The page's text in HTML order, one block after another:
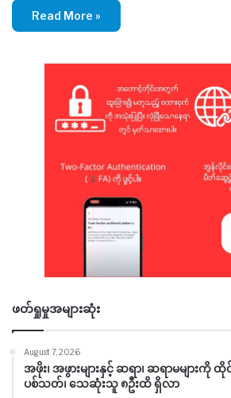
Read More »
ဖတ်ရှုမှုအများဆုံး
August 7, 2026
အဖိုး၊ အဖွားများနှင့် ဆရာ၊ ဆရာမများကို
ပစ်သတ်၊ သေဆုံးသူ ၈ဦးထိ ရှိလာ